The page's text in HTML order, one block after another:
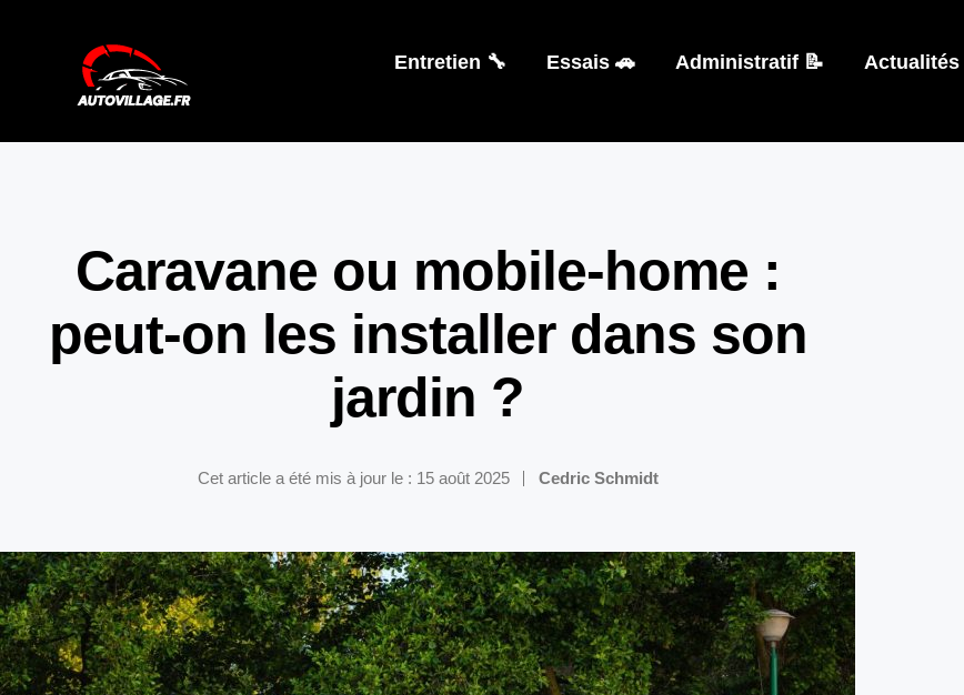
Entretien 🔧 Essais 🚗 Administratif 📝 Actualités
Caravane ou mobile-home :
peut-on les installer dans son
jardin ?
Cet article a été mis à jour le : 15 août 2025 Cedric Schmidt